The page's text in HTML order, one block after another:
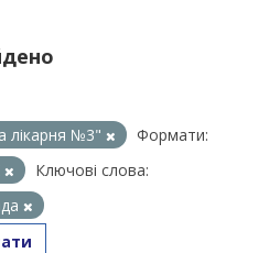
лікарня №3"
Формати:
Ключові слова: